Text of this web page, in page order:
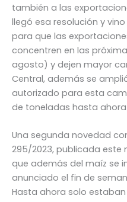
también a las
llegó esa resolución y
para que las
concentren en las
agosto) y dejen mayor
Central, además se
autorizado para esta
de toneladas hasta ahora
Una segunda novedad
295/2023, publicada este
que además del maíz se
anunciado el fin de
Hasta ahora solo